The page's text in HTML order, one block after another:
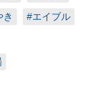
き #エイブル